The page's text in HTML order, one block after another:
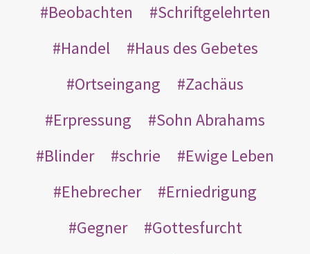
Beobachten
Schriftgelehrten
Handel
Haus des Gebetes
Ortseingang
Zachäus
Erpressung
Sohn Abrahams
Blinder
schrie
Ewige Leben
Ehebrecher
Erniedrigung
Gegner
Gottesfurcht